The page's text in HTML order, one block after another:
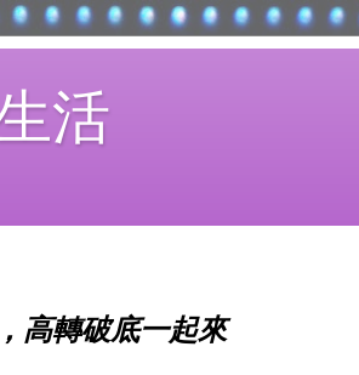
活
高轉破底一起來